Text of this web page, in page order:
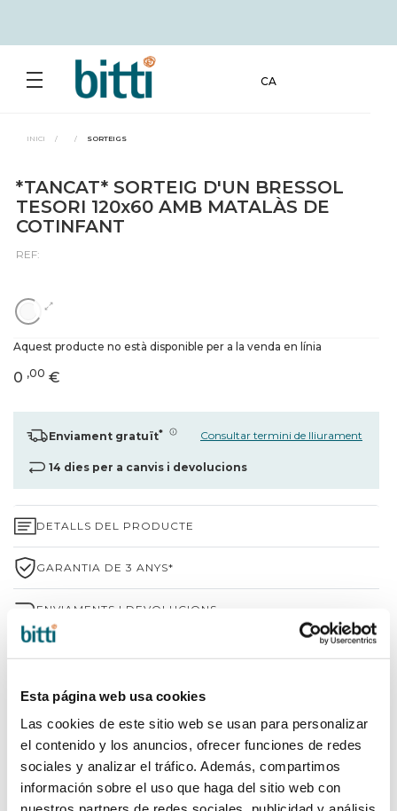
Esta página web usa cookies
Las cookies de este sitio web se usan para personalizar
el contenido y los anuncios, ofrecer funciones de redes
sociales y analizar el tráfico. Además, compartimos
información sobre el uso que haga del sitio web con
CA
INICI / / SORTEIGS
*TANCAT* SORTEIG D'UN BRESSOL
TESORI 120x60 AMB MATALÀS DE
COTINFANT
REF:
Aquest producte no està disponible per a la venda en línia
0 ,00 €
Enviament gratuït* Consultar termini de lliurament
14 dies per a canvis i devolucions
DETALLS DEL PRODUCTE
GARANTIA DE 3 ANYS*
ENVIAMENTS I DEVOLUCIONS
INFORMACIÓ DE LA MARCA
COMPARTIR